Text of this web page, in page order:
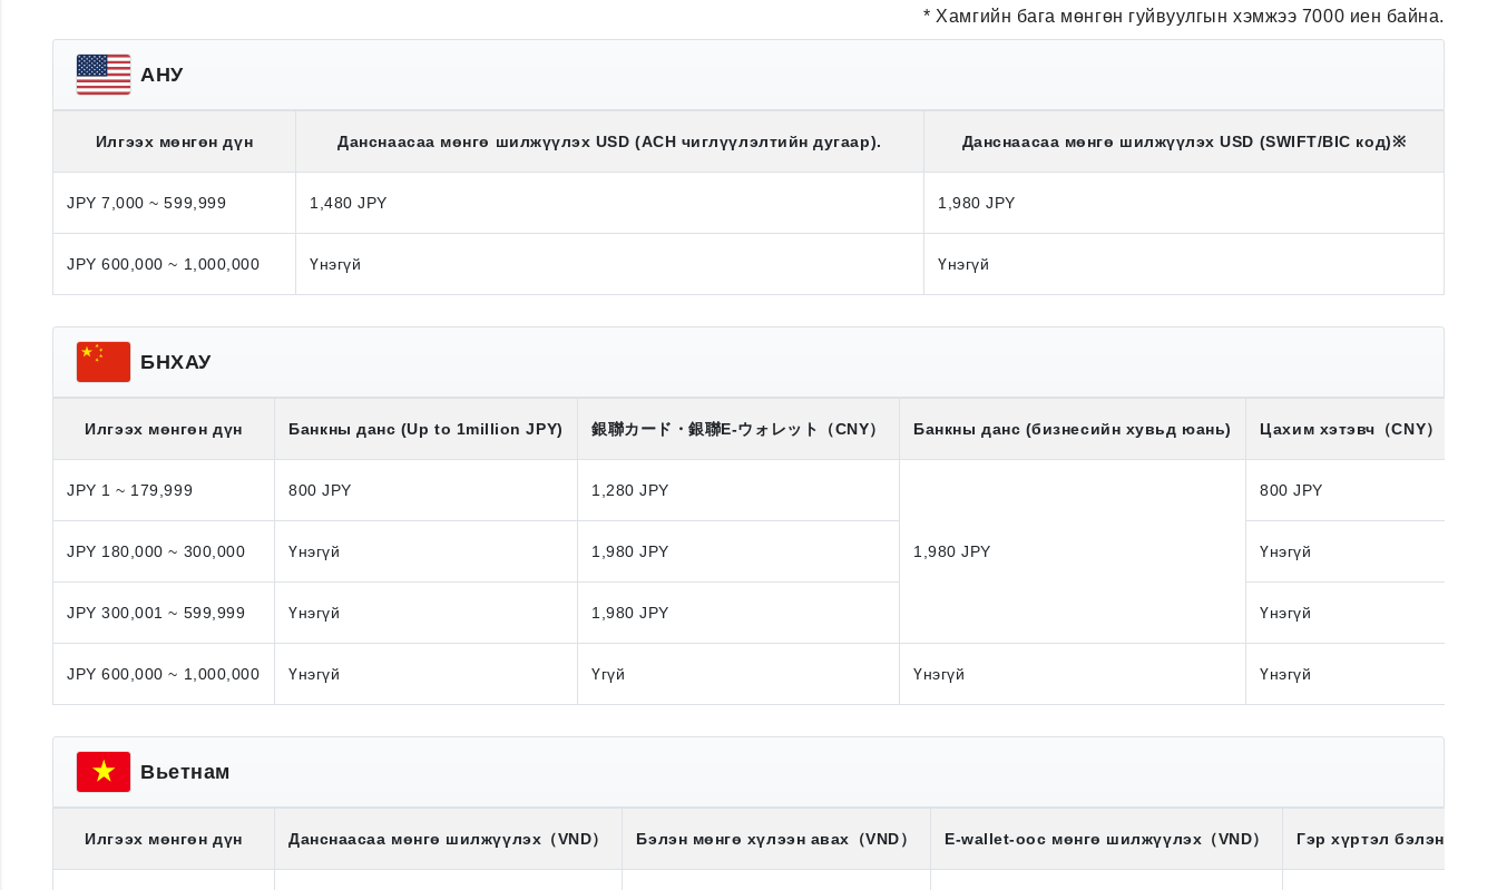
* Хамгийн бага мөнгөн гуйвуулгын хэмжээ 7000 иен байна.
АНУ
Илгээх мөнгөн дүн Данснаасаа мөнгө шилжүүлэх USD(ACH чиглүүлэлтийн дугаар). Данснаасаа мөнгө шилжүүлэх USD (SWIFT/BIC код)※
JPY 7,000 ~ 599,999 1,480 JPY 1,980 JPY
JPY 600,000 ~ 1,000,000 Үнэгүй Үнэгүй
БНХАУ
Илгээх мөнгөн дүн Банкны данс (Up to 1million JPY) 銀聯カード・銀聯E-ウォレット （CNY） Банкны данс (бизнесийн хувьд юань) Цахим хэтэвч （CNY）
JPY 1 ~ 179,999 800 JPY 1,280 JPY
1,980 JPY
800 JPY
JPY 180,000 ~ 300,000 Үнэгүй 1,980 JPY Үнэгүй
JPY 300,001 ~ 599,999 Үнэгүй 1,980 JPY Үнэгүй
JPY 600,000 ~ 1,000,000 Үнэгүй Үгүй Үнэгүй Үнэгүй
Вьетнам
Илгээх мөнгөн дүн Данснаасаа мөнгө шилжүүлэх （VND） Бэлэн мөнгө хүлээн авах （VND） E-wallet-оос мөнгө шилжүүлэх （VND） Гэр хүртэл бэлэн